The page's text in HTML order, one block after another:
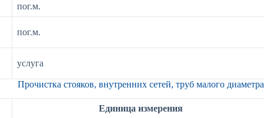
пог.м.
пог.м.
услуга
Прочистка стояков, внутренних сетей, труб малого диаметра
Единица измерения